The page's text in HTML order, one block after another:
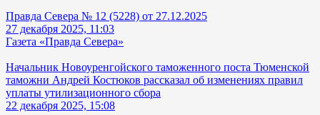
Правда Севера № 12 (5228) от 27.12.2025
27 декабря 2025, 11:03
Газета «Правда Севера»
Начальник Новоуренгойского таможенного поста Тюменской
таможни Андрей Костюков рассказал об изменениях правил
уплаты утилизационного сбора
22 декабря 2025, 15:08